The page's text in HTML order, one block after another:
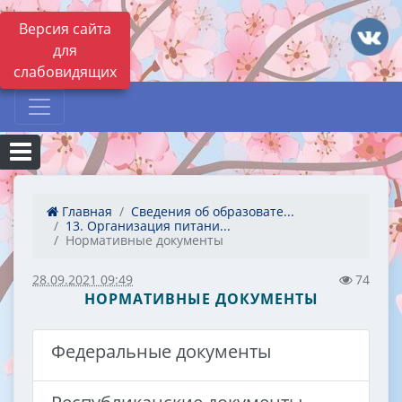
Версия сайта
для
слабовидящих
Главная
Сведения об образовате...
13. Организация питани...
Нормативные документы
28.09.2021 09:49 74
НОРМАТИВНЫЕ ДОКУМЕНТЫ
Федеральные документы